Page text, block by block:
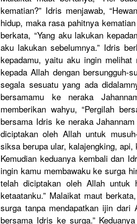
kematian?” Idris menjawab,
hidup, maka rasa pahitnya
berkata, “Yang aku lakukan
aku lakukan sebelumnya.” Idris
kepadamu, yaitu aku ingin
kepada Allah dengan bersungguh-
segala sesuatu yang ada
bersamamu ke neraka
memberikan wahyu, “Pergilah
bersama Idris ke neraka
diciptakan oleh Allah untuk
siksa berupa ular, kalajengking, api,
Kemudian keduanya kembali dan
ingin kamu membawaku ke surga
telah diciptakan oleh Allah untuk
ketaatanku.” Malaikat maut
surga tanpa mendapatkan ijin dari
bersama Idris ke surga.”